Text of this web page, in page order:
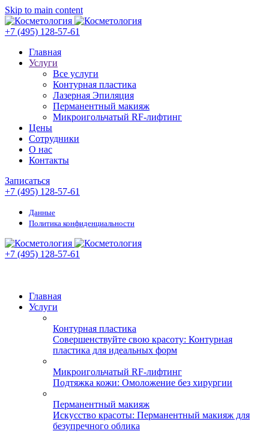
Skip to main content
+7 (495) 128-57-61
Главная
Услуги
Все услуги
Контурная пластика
Лазерная Эпиляция
Перманентный макияж
Микроигольчатый RF-лифтинг
Цены
Сотрудники
О нас
Контакты
Записаться
+7 (495) 128-57-61
Данные
Политика конфиденциальности
+7 (495) 128-57-61
Главная
Услуги
Контурная пластика
Совершенствуйте свою красоту: Контурная
пластика для идеальных форм
Микроигольчатый RF-лифтинг
Подтяжка кожи: Омоложение без хирургии
Перманентный макияж
Искусство красоты: Перманентный макияж для
безупречного облика